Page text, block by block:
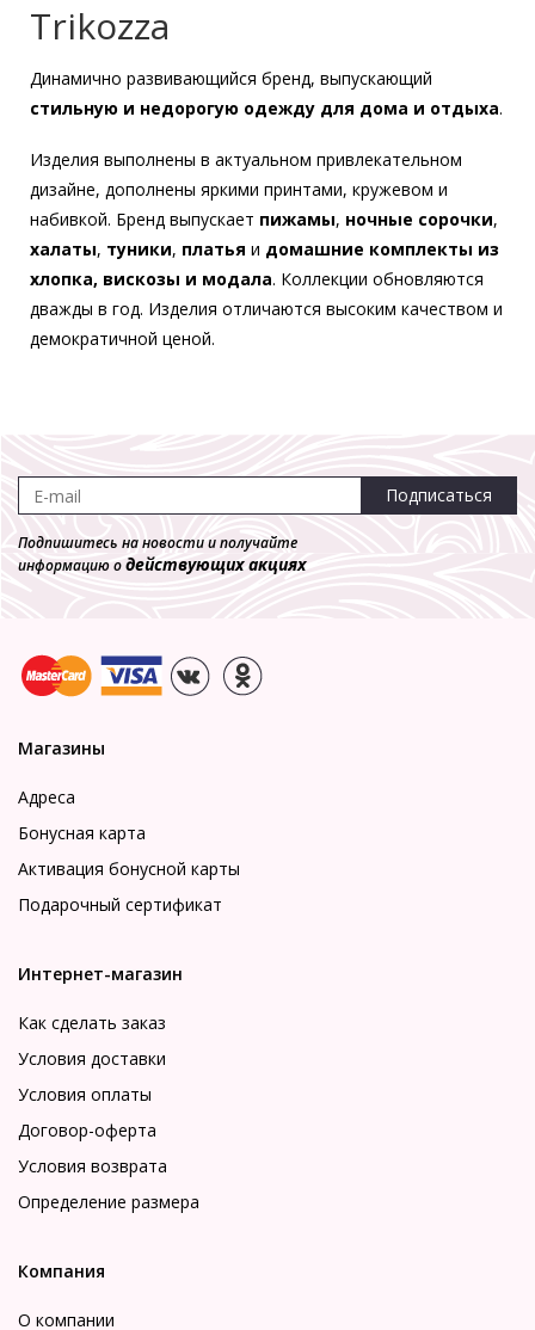
Trikozza
Динамично развивающийся бренд, выпускающий
стильную и недорогую одежду для дома и отдыха.
Изделия выполнены в актуальном привлекательном
дизайне, дополнены яркими принтами, кружевом и
набивкой. Бренд выпускает пижамы, ночные сорочки,
халаты, туники, платья и домашние комплекты из
хлопка, вискозы и модала. Коллекции обновляются
дважды в год. Изделия отличаются высоким качеством и
демократичной ценой.
Подписаться
Подпишитесь на новости и получайте
информацию одействующих акциях
Магазины
Адреса
Бонусная карта
Активация бонусной карты
Подарочный сертификат
Интернет-магазин
Как сделать заказ
Условия доставки
Условия оплаты
Договор-оферта
Условия возврата
Определение размера
Компания
О компании